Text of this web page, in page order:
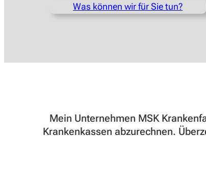
Was können wir für Sie tun?
Mein Unternehmen MSK
Krankenkassen abzurechnen.